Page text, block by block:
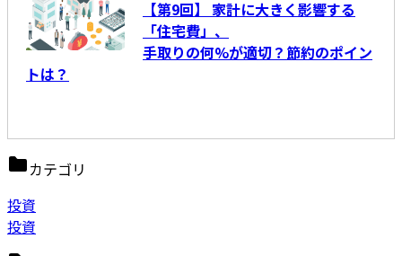
【第9回】 家計に大きく影響する
「住宅費」、
手取りの何%が適切？節約のポイン
トは？
カテゴリ
投資
投資